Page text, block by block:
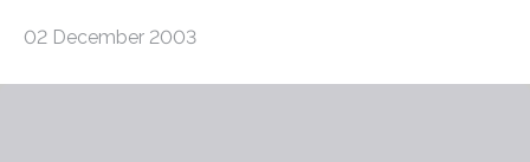
02 December 2003